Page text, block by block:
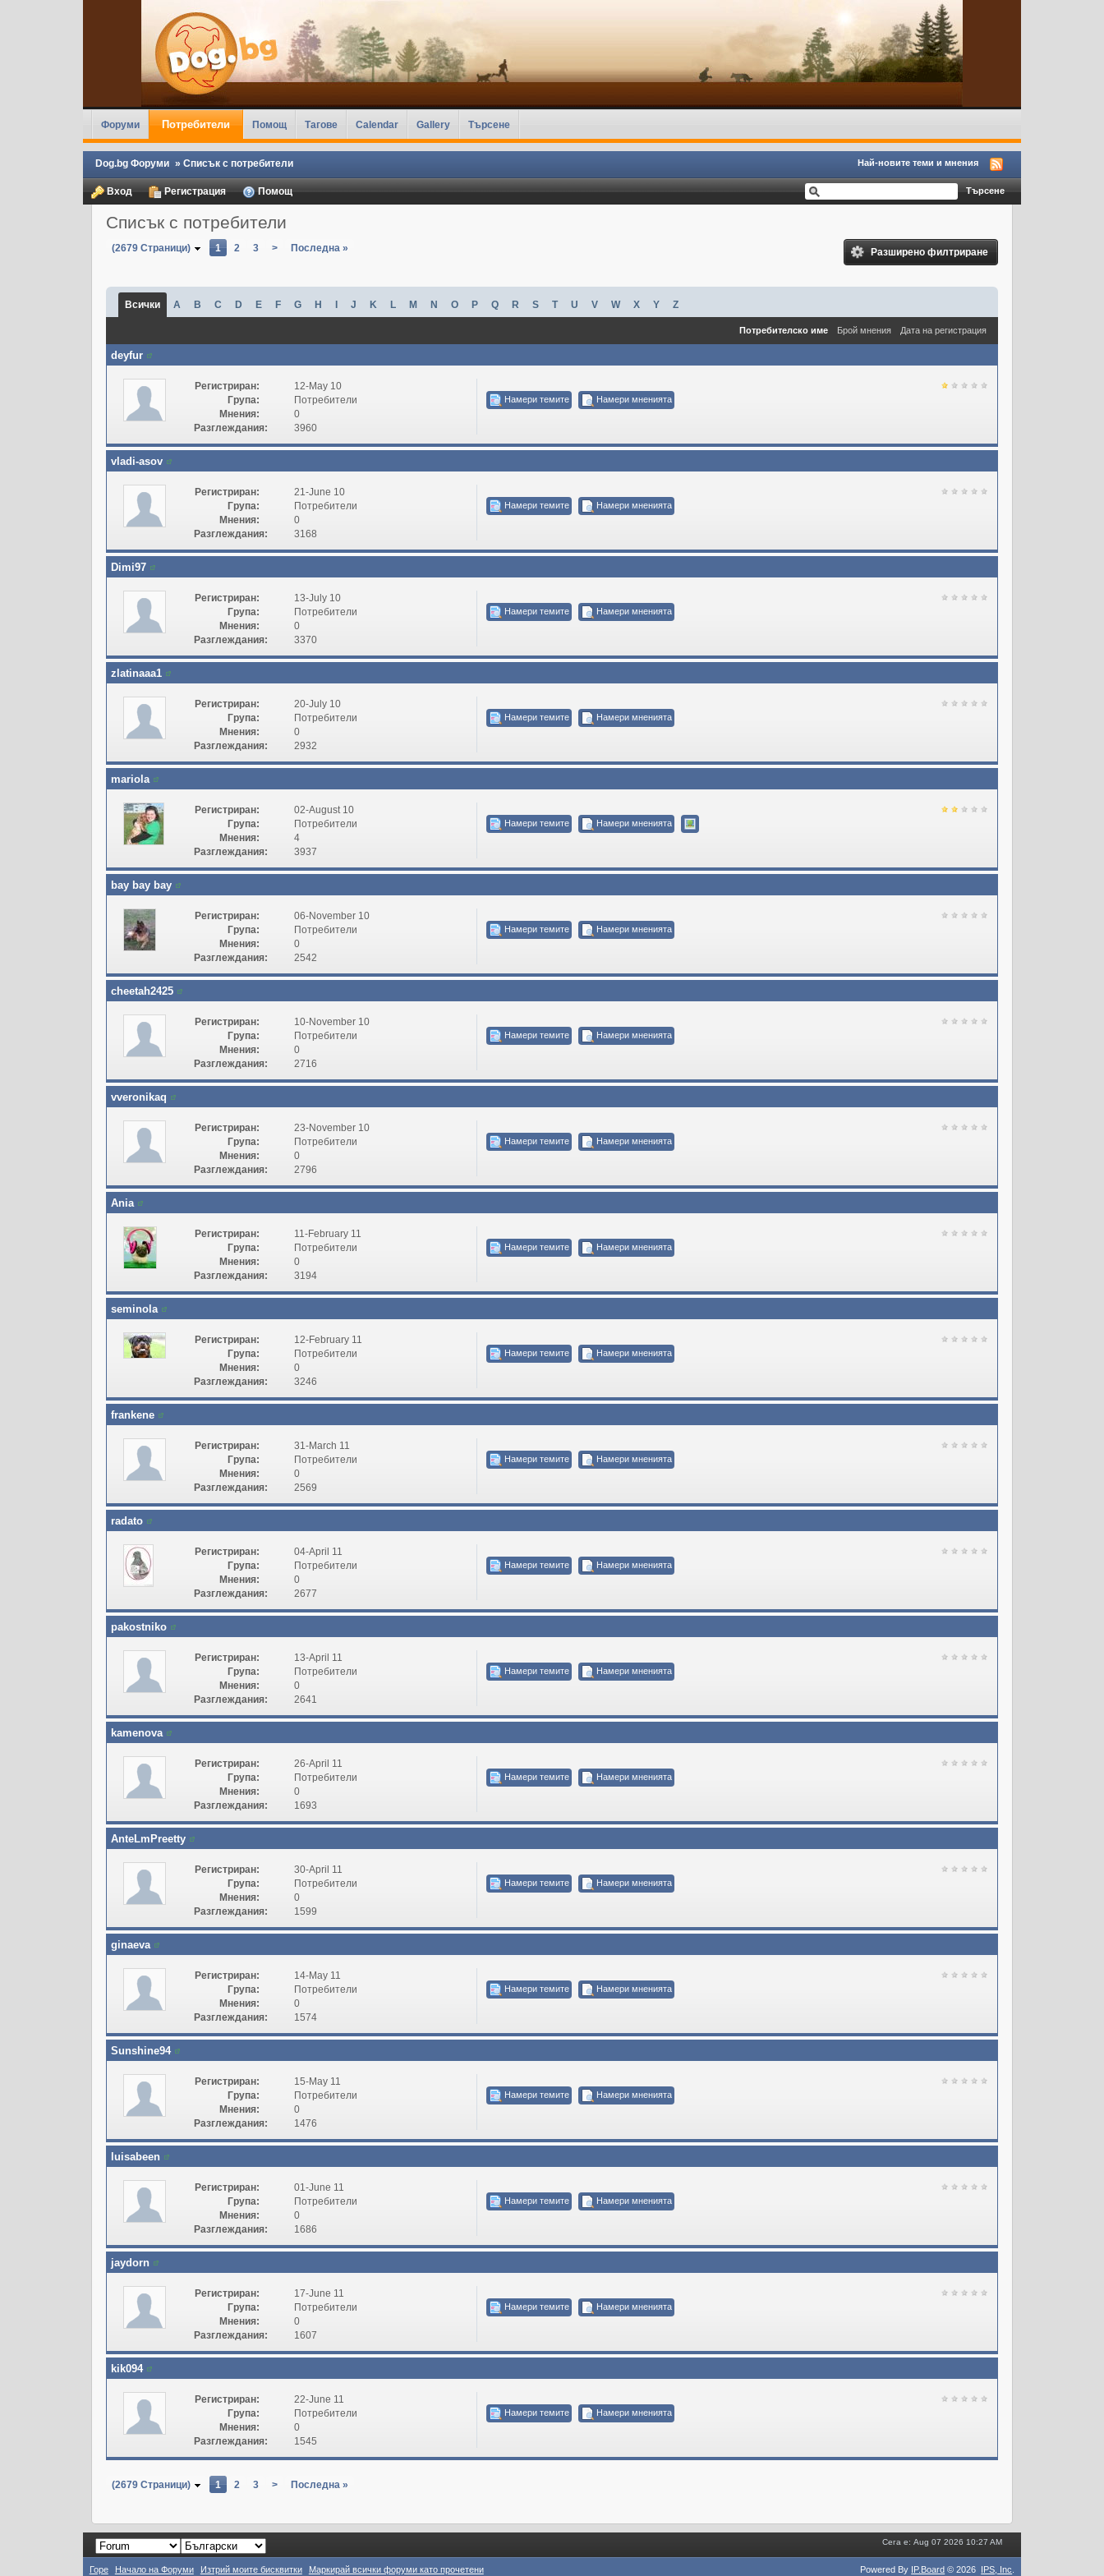
Форуми Потребители Помощ Тагове Calendar Gallery Търсене
Dog.bg Форуми » Списък с потребители Най-новите теми и мнения
Вход Регистрация Помощ
Списък с потребители
(2679 Страници) 1 2 3 > Последна » Разширено филтриране
Всички A B C D E F G H I J K L M N O P Q R S T U V W X Y Z
Потребителско име Брой мнения Дата на регистрация
deyfur
Регистриран:
12-May 10
Група:
Потребители
Мнения:
0
Разглеждания:
3960
Намери темите Намери мненията
vladi-asov
Регистриран:
21-June 10
Група:
Потребители
Мнения:
0
Разглеждания:
3168
Намери темите Намери мненията
Dimi97
Регистриран:
13-July 10
Група:
Потребители
Мнения:
0
Разглеждания:
3370
Намери темите Намери мненията
zlatinaaa1
Регистриран:
20-July 10
Група:
Потребители
Мнения:
0
Разглеждания:
2932
Намери темите Намери мненията
mariola
Регистриран:
02-August 10
Група:
Потребители
Мнения:
4
Разглеждания:
3937
Намери темите Намери мненията
bay bay bay
Регистриран:
06-November 10
Група:
Потребители
Мнения:
0
Разглеждания:
2542
Намери темите Намери мненията
cheetah2425
Регистриран:
10-November 10
Група:
Потребители
Мнения:
0
Разглеждания:
2716
Намери темите Намери мненията
vveronikaq
Регистриран:
23-November 10
Група:
Потребители
Мнения:
0
Разглеждания:
2796
Намери темите Намери мненията
Ania
Регистриран:
11-February 11
Група:
Потребители
Мнения:
0
Разглеждания:
3194
Намери темите Намери мненията
seminola
Регистриран:
12-February 11
Група:
Потребители
Мнения:
0
Разглеждания:
3246
Намери темите Намери мненията
frankene
Регистриран:
31-March 11
Група:
Потребители
Мнения:
0
Разглеждания:
2569
Намери темите Намери мненията
radato
Регистриран:
04-April 11
Група:
Потребители
Мнения:
0
Разглеждания:
2677
Намери темите Намери мненията
pakostniko
Регистриран:
13-April 11
Група:
Потребители
Мнения:
0
Разглеждания:
2641
Намери темите Намери мненията
kamenova
Регистриран:
26-April 11
Група:
Потребители
Мнения:
0
Разглеждания:
1693
Намери темите Намери мненията
AnteLmPreetty
Регистриран:
30-April 11
Група:
Потребители
Мнения:
0
Разглеждания:
1599
Намери темите Намери мненията
ginaeva
Регистриран:
14-May 11
Група:
Потребители
Мнения:
0
Разглеждания:
1574
Намери темите Намери мненията
Sunshine94
Регистриран:
15-May 11
Група:
Потребители
Мнения:
0
Разглеждания:
1476
Намери темите Намери мненията
luisabeen
Регистриран:
01-June 11
Група:
Потребители
Мнения:
0
Разглеждания:
1686
Намери темите Намери мненията
jaydorn
Регистриран:
17-June 11
Група:
Потребители
Мнения:
0
Разглеждания:
1607
Намери темите Намери мненията
kik094
Регистриран:
22-June 11
Група:
Потребители
Мнения:
0
Разглеждания:
1545
Намери темите Намери мненията
(2679 Страници) 1 2 3 > Последна »
Сега е: Aug 07 2026 10:27 AM
Горе Начало на Форуми Изтрий моите бисквитки Маркирай всички форуми като прочетени Powered By IP.Board © 2026 IPS, Inc